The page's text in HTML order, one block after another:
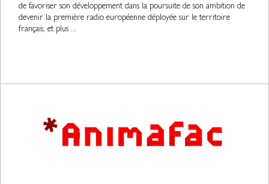
de favoriser son développement dans la poursuite de son ambition de
devenir la première radio européenne déployée sur le territoire
français, et plus ...